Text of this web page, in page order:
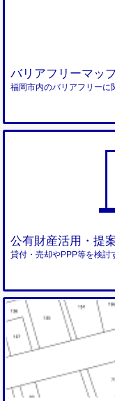
バリアフリーマッ
福岡市内のバリアフリーに
公有財産活用・提
貸付・売却やPPP等を検討